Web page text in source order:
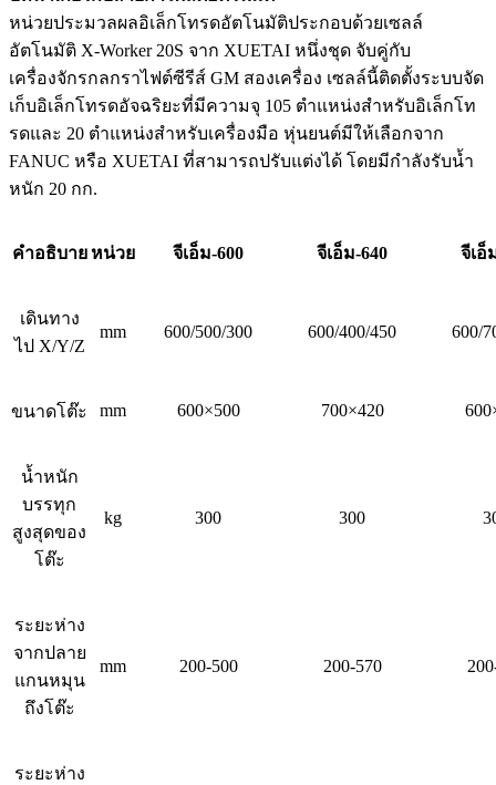
หน่วยประมวลผลอิเล็กโทรดอัตโนมัติประกอบด้วยเซลล์
อัตโนมัติ X-Worker 20S จาก XUETAI หนึ่งชุด จับคู่กับ
เครื่องจักรกลกราไฟต์ซีรีส์ GM สองเครื่อง เซลล์นี้ติดตั้งระบบจัด
เก็บอิเล็กโทรดอัจฉริยะที่มีความจุ 105 ตำแหน่งสำหรับอิเล็กโท
รดและ 20 ตำแหน่งสำหรับเครื่องมือ หุ่นยนต์มีให้เลือกจาก
FANUC หรือ XUETAI ที่สามารถปรับแต่งได้ โดยมีกำลังรับน้ำ
หนัก 20 กก.
คำอธิบาย หน่วย จีเอ็ม-600 จีเอ็ม-640 จีเอ็
เดินทาง
ไป X/Y/Z
mm 600/500/300 600/400/450 600/
ขนาดโต๊ะ mm 600×500 700×420
น้ำหนัก
บรรทุก
สูงสุดของ
โต๊ะ
kg 300 300
ระยะห่าง
จากปลาย
แกนหมุน
ถึงโต๊ะ
mm 200-500 200-570
ระยะห่าง